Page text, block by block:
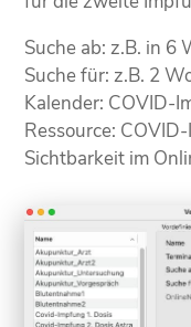
Suche ab: z.B. in 6
Suche für: z.B. 2
Kalender: COVID-
Ressource:
Sichtbarkeit im